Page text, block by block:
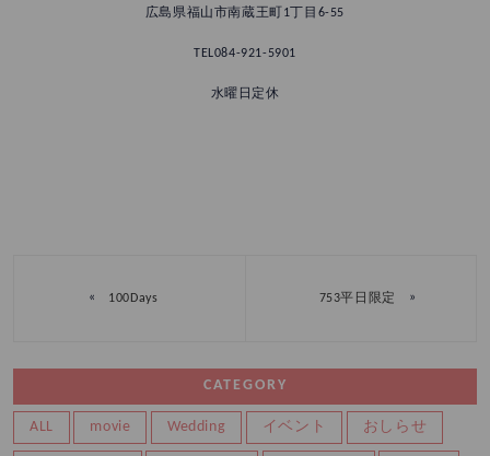
広島県福山市南蔵王町1丁目6-55
TEL084-921-5901
水曜日定休
« 100Days 753平日限定 »
CATEGORY
ALL movie Wedding イベント おしらせ